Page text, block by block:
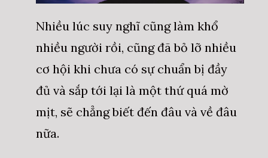
Nhiều lúc suy nghĩ cũng làm khổ
nhiều người rồi, cũng đã bỏ lỡ nhiều
cơ hội khi chưa có sự chuẩn bị đầy
đủ và sắp tới lại là một thứ quá mờ
mịt, sẽ chẳng biết đến đâu và về đâu
nữa.